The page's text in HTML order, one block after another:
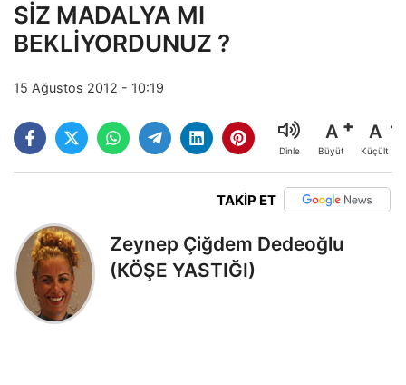
SİZ MADALYA MI
BEKLİYORDUNUZ ?
15 Ağustos 2012 - 10:19
Dinle
A
Büyüt
A
Küçült
TAKİP ET
Zeynep Çiğdem Dedeoğlu
(KÖŞE YASTIĞI)